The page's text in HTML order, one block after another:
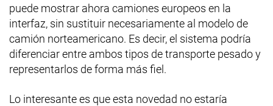
puede mostrar ahora camiones europeos en la
interfaz, sin sustituir necesariamente al modelo de
camión norteamericano. Es decir, el sistema podría
diferenciar entre ambos tipos de transporte pesado y
representarlos de forma más fiel.
Lo interesante es que esta novedad no estaría